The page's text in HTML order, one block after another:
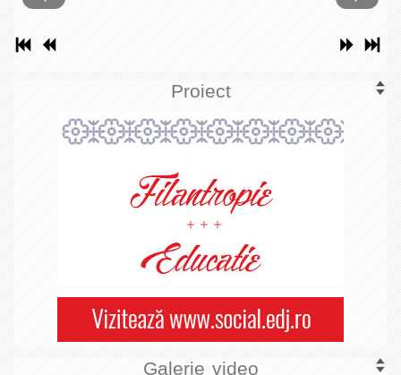
Proiect
Galerie video